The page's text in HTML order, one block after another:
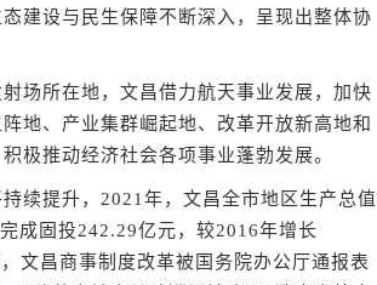
建设与民生保障不断深入，呈现出整体协
所在地，文昌借力航天事业发展，加快
地、产业集群崛起地、改革开放新高地和
极推动经济社会各项事业蓬勃发展。
提升，2021年，文昌全市地区生产总值
成固投242.29亿元，较2016年增长
文昌商事制度改革被国务院办公厅通报表